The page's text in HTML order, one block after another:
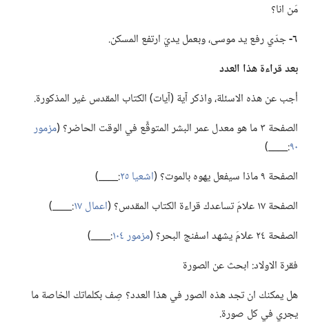
مَن انا؟‏
٦-‏ جدّي رفع يد موسى،‏ وبعمل يديّ ارتفع المسكن.‏
بعد قراءة هذا العدد
أجب عن هذه الاسئلة،‏ واذكر آية (‏آيات)‏ الكتاب المقدس غير المذكورة.‏
الصفحة ٣ ما هو معدل عمر البشر المتوقَّع في الوقت الحاضر؟‏ (‏
مزمور
٩٠‏:‏____)‏
الصفحة ٩ ماذا سيفعل يهوه بالموت؟‏ (‏
اشعيا ٢٥
‏:‏____)‏
الصفحة ١٧ علامَ تساعدك قراءة الكتاب المقدس؟‏ (‏
اعمال ١٧
‏:‏____)‏
الصفحة ٢٤ علامَ يشهد اسفنج البحر؟‏ (‏
مزمور ١٠٤
‏:‏____)‏
فقرة الاولاد:‏ ابحث عن الصورة
هل يمكنك ان تجد هذه الصور في هذا العدد؟‏ صِف بكلماتك الخاصة ما
يجري في كل صورة.‏